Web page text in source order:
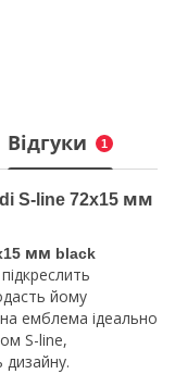
Відгуки 1
S-line 72x15 мм
мм black
йому
емблема ідеально
S-line,
дизайну.